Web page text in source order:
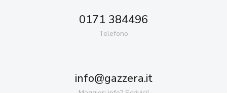
0171 384496
Telefono
info@gazzera.it